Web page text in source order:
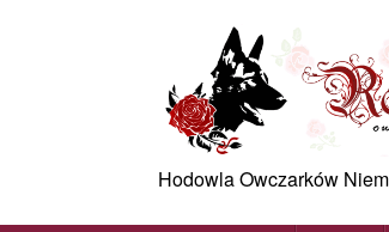
Hodowla Owczarków